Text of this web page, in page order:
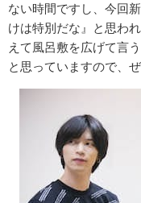
ない時間ですし、今回
けは特別だな』と思わ
えて風呂敷を広げて言
と思っていますので、